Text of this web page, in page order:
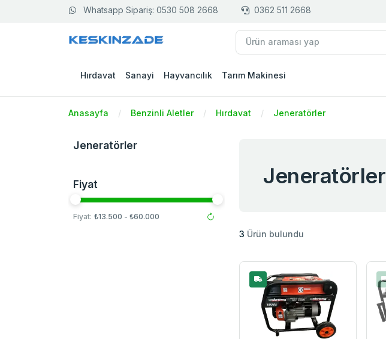
Whatsapp Sipariş: 0530 508 2668 0362 511 2668
Hırdavat Sanayi Hayvancılık Tarım Makinesi
Anasayfa Benzinli Aletler Hırdavat Jeneratörler
Jeneratörler
Fiyat
Fiyat: ₺13.500 - ₺60.000
Jeneratörler
3 Ürün bulundu